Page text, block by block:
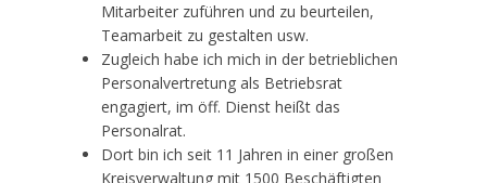
Mitarbeiter zuführen und zu beurteilen,
Teamarbeit zu gestalten usw.
Zugleich habe ich mich in der betrieblichen
Personalvertretung als Betriebsrat
engagiert, im öff. Dienst heißt das
Personalrat.
Dort bin ich seit 11 Jahren in einer großen
Kreisverwaltung mit 1500 Beschäftigten